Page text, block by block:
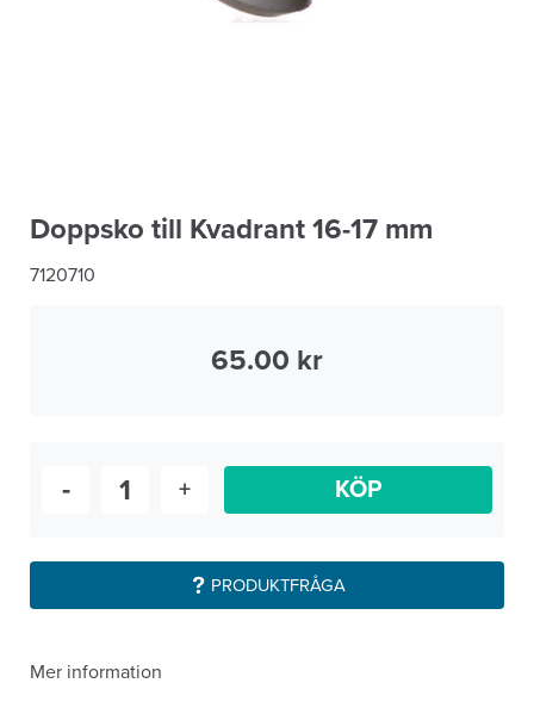
Doppsko till Kvadrant 16-17 mm
7120710
65.00
PRODUKTFRÅGA
- + KÖP
Mer information